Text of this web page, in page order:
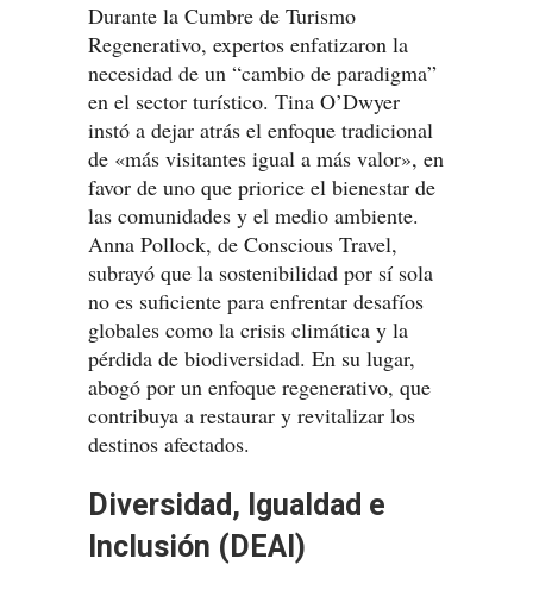
Durante la Cumbre de Turismo
Regenerativo, expertos enfatizaron la
necesidad de un “cambio de paradigma”
en el sector turístico. Tina O’Dwyer
instó a dejar atrás el enfoque tradicional
de «más visitantes igual a más valor», en
favor de uno que priorice el bienestar de
las comunidades y el medio ambiente.
Anna Pollock, de Conscious Travel,
subrayó que la sostenibilidad por sí sola
no es suficiente para enfrentar desafíos
globales como la crisis climática y la
pérdida de biodiversidad. En su lugar,
abogó por un enfoque regenerativo, que
contribuya a restaurar y revitalizar los
destinos afectados.
Diversidad, Igualdad e
Inclusión (DEAI)